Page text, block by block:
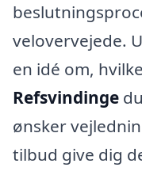
velovervejede.
en idé om,
Refsvindinge
ønsker
tilbud give dig